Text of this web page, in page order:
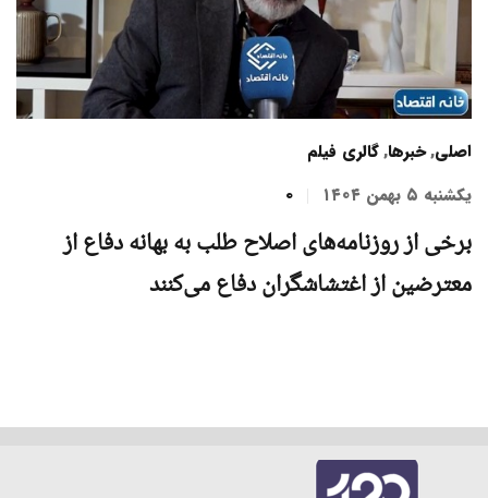
اصلی,خبرها,گالری فیلم
یکشنبه ۵ بهمن ۱۴۰۴
0
برخی از روزنامه‌های اصلاح طلب به بهانه دفاع از
معترضین از اغتشاشگران دفاع می‌کنند